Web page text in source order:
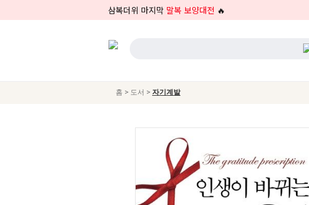
삼복더위 마지막 말복 보양대전 🔥
홈 > 도서 > 자기계발